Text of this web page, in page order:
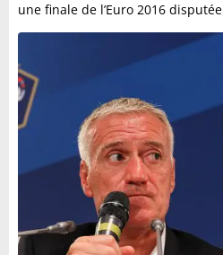
une finale de l’Euro 2016 disputée